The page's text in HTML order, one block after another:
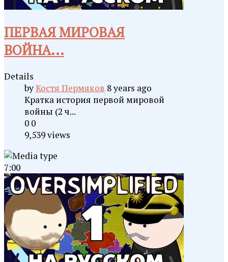
ПЕРВАЯ МИРОВАЯ
ВОЙНА...
Details
byКостя Пермяков 8 years ago
Кратка история первой мировой
войны (2 ч...
0 0
9,539 views
7:00